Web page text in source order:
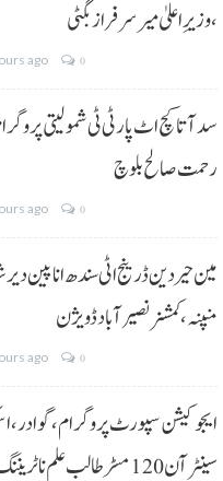
،وزیرِ اعلیٰ میر سرفراز بگٹی
ago 0
سد آتا کچ اٹ پارٹی ٹی شمولیتی
رحمت صالح بلوچ
ago 0
مین حیردین ڈرینج اٹی سندھ انا پین
منپنہ،کمشنر نصیرآباد ڈویژن
ago 0
ایجوکیشن سپورٹ پروگرام،گوادر،
سینٹر آن 120 مسڑ طالب علم نا ٹریننگ پورو